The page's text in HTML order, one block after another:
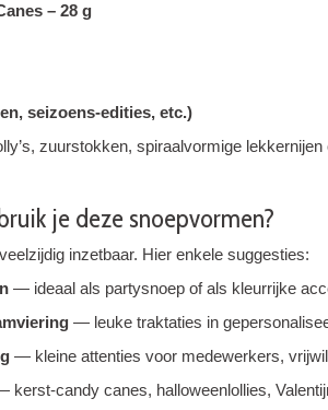
– 28 g
seizoens-edities, etc.)
zuurstokken, spiraalvormige
je deze snoepvormen?
inzetbaar. Hier enkele suggesties:
— ideaal als partysnoep of als kleurrijke
— leuke traktaties in
— kleine attenties voor medewerkers,
kerst-candy canes, halloweenlollies,